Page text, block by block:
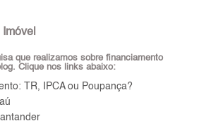
Imóvel
que realizamos sobre financiamento
Clique nos links abaixo:
TR, IPCA ou Poupança?